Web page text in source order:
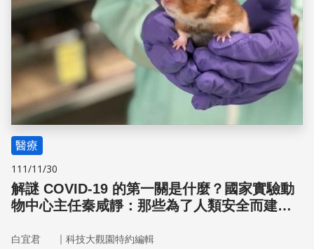
醫療
111/11/30
解謎 COVID-19 的第一關是什麼？國家實驗動
物中心主任秦咸靜：那些為了人類安全而建立
白宜君 ｜ 科技大觀園特約編輯